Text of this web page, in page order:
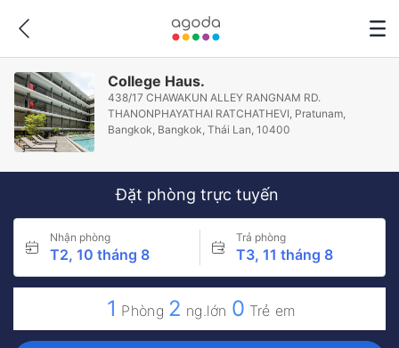
College Haus.
438/17 CHAWAKUN ALLEY RANGNAM RD.
THANONPHAYATHAI RATCHATHEVI, Pratunam,
Bangkok, Bangkok, Thái Lan, 10400
Đặt phòng trực tuyến
Nhận phòng
T2, 10 tháng 8
Trả phòng
T3, 11 tháng 8
1 Phòng 2 ng.lớn 0 Trẻ em